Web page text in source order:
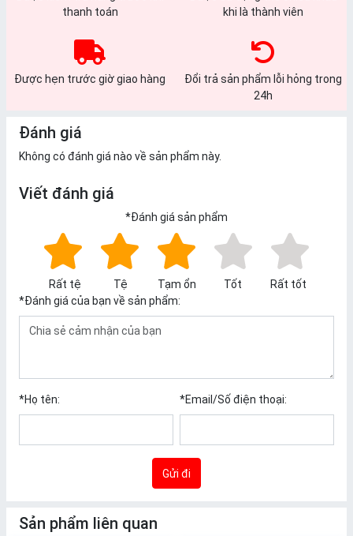
thanh toán
khi là thành viên
Được hẹn trước giờ giao hàng
Đổi trả sản phẩm lỗi hỏng trong
24h
Đánh giá
Không có đánh giá nào về sản phẩm này.
Viết đánh giá
*Đánh giá sản phẩm
Rất tệ Tệ Tạm ổn Tốt
Rất tốt
*Đánh giá của bạn về sản phẩm:
*Họ tên: *Email/Số điện thoại:
Gửi đi
Sản phẩm liên quan